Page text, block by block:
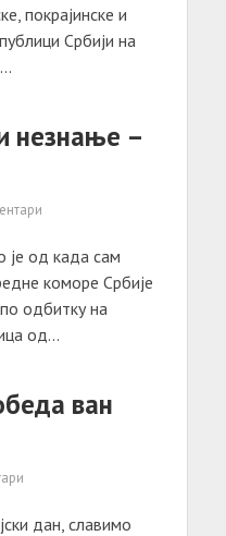
покрајинске и
Србији на
незнање –
је од када сам
коморе Србије
одбитку на
од...
ван
дан, славимо